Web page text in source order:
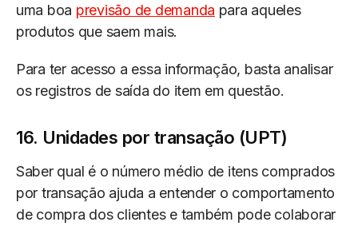
uma boa previsão de demanda para aqueles
produtos que saem mais.
Para ter acesso a essa informação, basta analisar
os registros de saída do item em questão.
16. Unidades por transação (UPT)
Saber qual é o número médio de itens comprados
por transação ajuda a entender o comportamento
de compra dos clientes e também pode colaborar